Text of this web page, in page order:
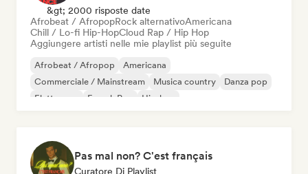
&gt; 2000 risposte date
Afrobeat / AfropopRock alternativoAmericana
Chill / Lo-fi Hip-HopCloud Rap / Hip Hop
Aggiungere artisti nelle mie playlist più seguite
Afrobeat / Afropop
Americana
Commerciale / Mainstream
Musica country
Danza pop
Elettropop
French Pop Hip-hop
Pas mal non? C'est français
Curatore Di Playlist